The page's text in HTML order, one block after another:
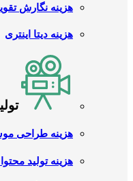
هزینه نگارش
هزینه دیتا اینتری
هزینه طراحی
هزینه تولید